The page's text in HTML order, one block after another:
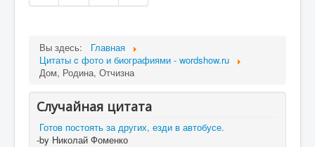
Вы здесь:
Главная
Цитаты c фото и биографиями - wordshow.ru
Дом, Родина, Отчизна
Случайная цитата
Готов постоять за других, езди в автобусе.
-by Николай Фоменко